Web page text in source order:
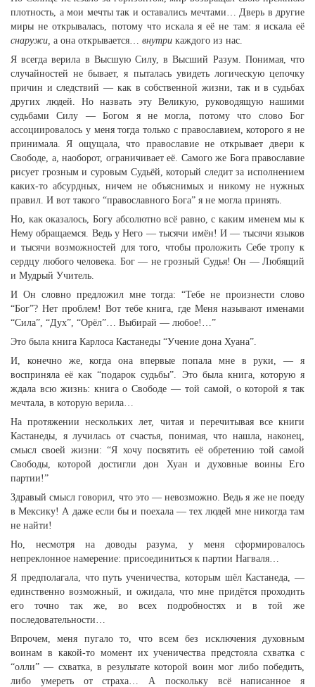
плотность, а мои мечты так и оставались мечтами… Дверь в другие
миры не открывалась, потому что искала я её не там: я искала её
снаружи, а она открывается… внутри каждого из нас.
Я всегда верила в Высшую Силу, в Высший Разум. Понимая, что
случайностей не бывает, я пыталась увидеть логическую цепочку
причин и следствий — как в собственной жизни, так и в судьбах
других людей. Но назвать эту Великую, руководящую нашими
судьбами Силу — Богом я не могла, потому что слово Бог
ассоциировалось у меня тогда только с православием, которого я не
принимала. Я ощущала, что православие не открывает двери к
Свободе, а, наоборот, ограничивает её. Самого же Бога православие
рисует грозным и суровым Судьёй, который следит за исполнением
каких-то абсурдных, ничем не объяснимых и никому не нужных
правил. И вот такого “православного Бога” я не могла принять.
Но, как оказалось, Богу абсолютно всё равно, c каким именем мы к
Нему обращаемся. Ведь у Него — тысячи имён! И — тысячи языков
и тысячи возможностей для того, чтобы проложить Себе тропу к
сердцу любого человека. Бог — не грозный Судья! Он — Любящий
и Мудрый Учитель.
И Он словно предложил мне тогда: “Тебе не произнести слово
“Бог”? Нет проблем! Вот тебе книга, где Меня называют именами
“Сила”, “Дух”, “Орёл”… Выбирай — любое!…”
Это была книга Карлоса Кастанеды “Учение дона Хуана”.
И, конечно же, когда она впервые попала мне в руки, — я
восприняла её как “подарок судьбы”. Это была книга, которую я
ждала всю жизнь: книга о Свободе — той самой, о которой я так
мечтала, в которую верила…
На протяжении нескольких лет, читая и перечитывая все книги
Кастанеды, я лучилась от счастья, понимая, что нашла, наконец,
смысл своей жизни: “Я хочу посвятить её обретению той самой
Свободы, которой достигли дон Хуан и духовные воины Его
партии!”
Здравый смысл говорил, что это — невозможно. Ведь я же не поеду
в Мексику! А даже если бы и поехала — тех людей мне никогда там
не найти!
Но, несмотря на доводы разума, у меня сформировалось
непреклонное намерение: присоединиться к партии Нагваля…
Я предполагала, что путь ученичества, которым шёл Кастанеда, —
единственно возможный, и ожидала, что мне придётся проходить
его точно так же, во всех подробностях и в той же
последовательности…
Впрочем, меня пугало то, что всем без исключения духовным
воинам в какой-то момент их ученичества предстояла схватка с
“олли” — схватка, в результате которой воин мог либо победить,
либо умереть от страха… А поскольку всё написанное я